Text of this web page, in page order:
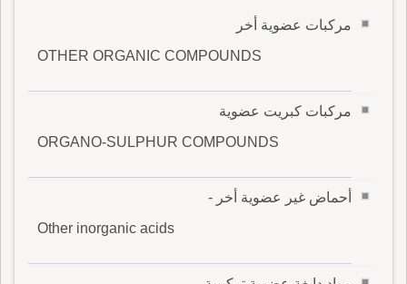
مركبات عضوية أخر
OTHER ORGANIC COMPOUNDS
مركبات كبريت عضوية
ORGANO-SULPHUR COMPOUNDS
أحماض غير عضوية أخر -
Other inorganic acids